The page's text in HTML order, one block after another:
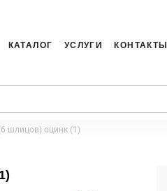
КАТАЛОГ УСЛУГИ КОНТАКТЫ
шлицов) оцинк (1)